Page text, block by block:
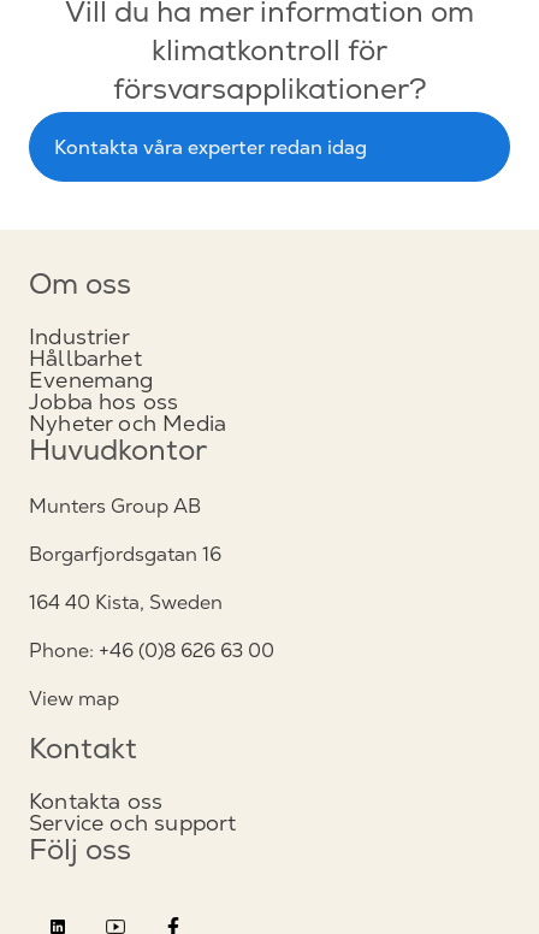
Vill du ha mer information om
klimatkontroll för
försvarsapplikationer?
Kontakta våra experter redan idag
Om oss
Industrier
Hållbarhet
Evenemang
Jobba hos oss
Nyheter och Media
Huvudkontor
Munters Group AB
Borgarfjordsgatan 16
164 40 Kista, Sweden
Phone: +46 (0)8 626 63 00
View map
Kontakt
Kontakta oss
Service och support
Följ oss